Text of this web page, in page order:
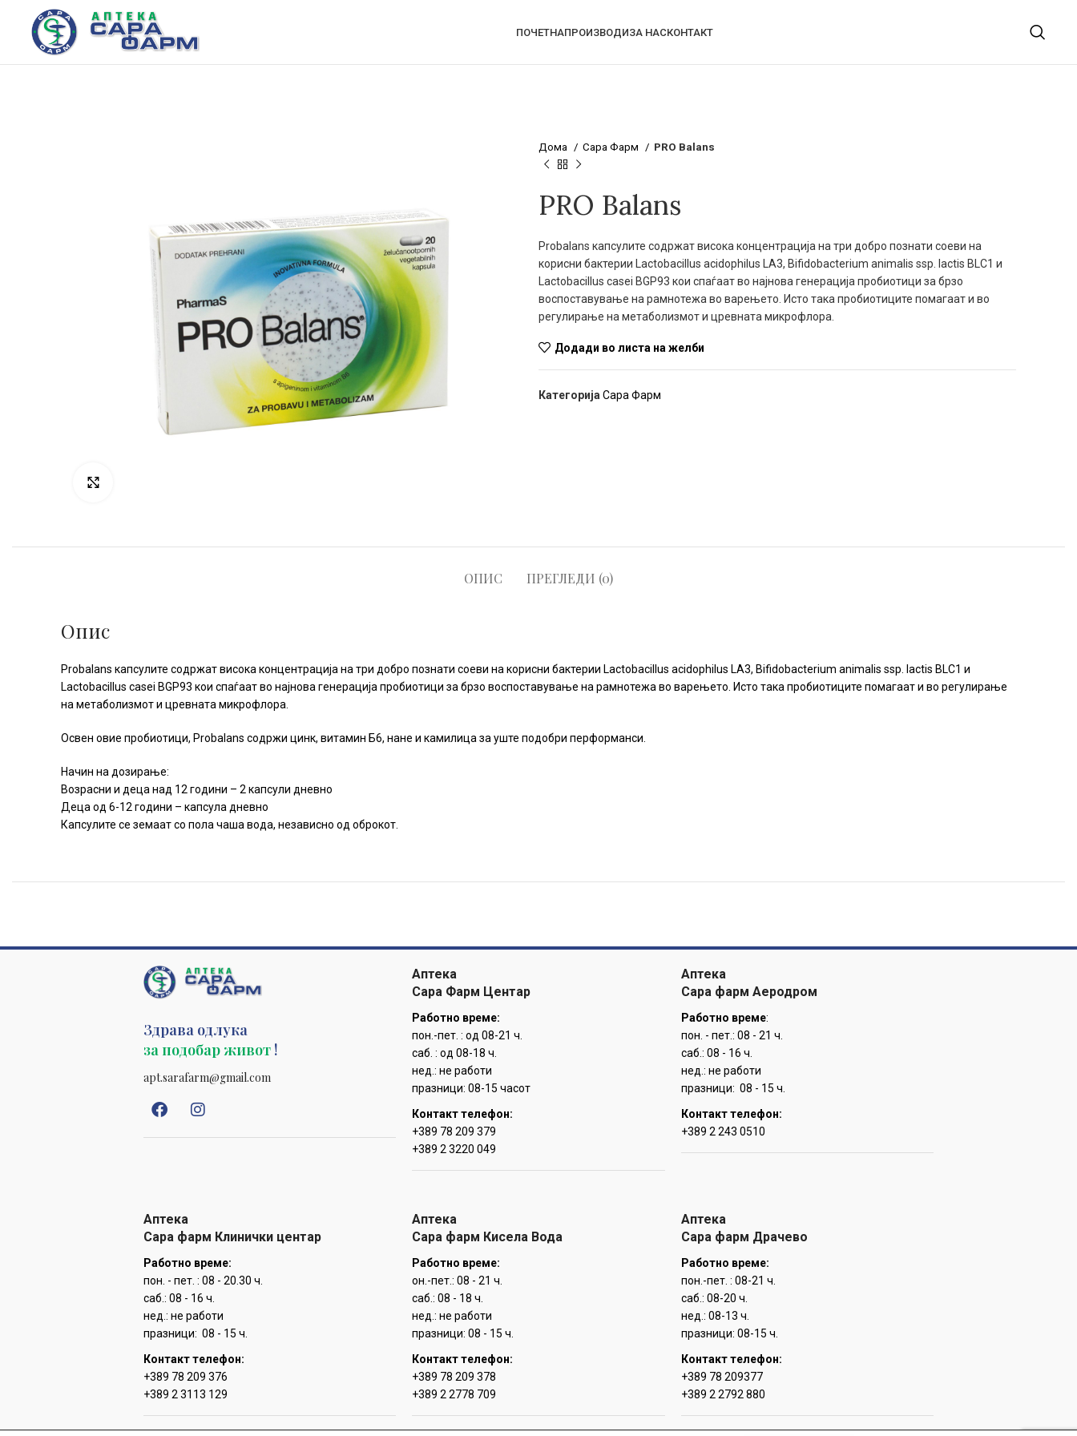
ПОЧЕТНАПРОИЗВОДИЗА НАСКОНТАКТ
Дома Сара Фарм PRO Balans
PRO Balans
Probalans капсулите содржат висока концентрација на три добро познати соеви на
корисни бактерии Lactobacillus acidophilus LA3, Bifidobacterium animalis ssp. lactis BLC1 и
Lactobacillus casei BGP93 кои спаѓаат во најнова генерација пробиотици за брзо
воспоставување на рамнотежа во варењето. Исто така пробиотиците помагаат и во
регулирање на метаболизмот и цревната микрофлора.
Додади во листа на желби
Категорија Сара Фарм
ОПИС ПРЕГЛЕДИ (0)
Опис
Probalans капсулите содржат висока концентрација на три добро познати соеви на корисни бактерии Lactobacillus acidophilus LA3, Bifidobacterium animalis ssp. lactis BLC1 и
Lactobacillus casei BGP93 кои спаѓаат во најнова генерација пробиотици за брзо воспоставување на рамнотежа во варењето. Исто така пробиотиците помагаат и во регулирање
на метаболизмот и цревната микрофлора.
Освен овие пробиотици, Probalans содржи цинк, витамин Б6, нане и камилица за уште подобри перформанси.
Начин на дозирање:
Возрасни и деца над 12 години – 2 капсули дневно
Деца од 6-12 години – капсула дневно
Капсулите се земаат со пола чаша вода, независно од оброкот.
Здрава одлука
за подобар живот!
apt.sarafarm@gmail.com
Аптека
Сара Фарм Центар
Работно време:
пон.-пет. : од 08-21 ч.
саб. : од 08-18 ч.
нед.: не работи
празници: 08-15 часот
Контакт телефон:
+389 78 209 379
+389 2 3220 049
Аптека
Сара фарм Аеродром
Работно време:
пон. - пет.: 08 - 21 ч.
саб.: 08 - 16 ч.
нед.: не работи
празници: 08 - 15 ч.
Контакт телефон:
+389 2 243 0510
Аптека
Сара фарм Клинички центар
Работно време:
пон. - пет. : 08 - 20.30 ч.
саб.: 08 - 16 ч.
нед.: не работи
празници: 08 - 15 ч.
Контакт телефон:
+389 78 209 376
+389 2 3113 129
Аптека
Сара фарм Кисела Вода
Работно време:
он.-пет.: 08 - 21 ч.
саб.: 08 - 18 ч.
нед.: не работи
празници: 08 - 15 ч.
Контакт телефон:
+389 78 209 378
+389 2 2778 709
Аптека
Сара фарм Драчево
Работно време:
пон.-пет. : 08-21 ч.
саб.: 08-20 ч.
нед.: 08-13 ч.
празници: 08-15 ч.
Контакт телефон:
+389 78 209377
+389 2 2792 880